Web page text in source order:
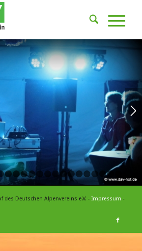
4 5 6 10111213 1415161718
des Deutschen Alpenvereins e.V. - Impressum -